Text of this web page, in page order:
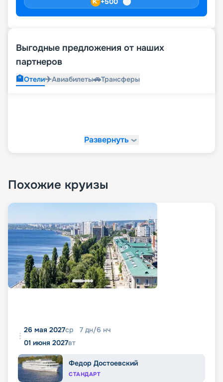
Выгодные предложения от наших
партнеров
🏨Отели✈️Авиабилеты🚗Трансферы
Развернуть
Похожие круизы
26 мая 2027ср 7 дн/6 нч
01 июня 2027вт
Федор Достоевский
СТАНДАРТ